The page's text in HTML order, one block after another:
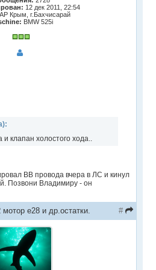
12 дек 2011, 22:54
АР Крым, г.Бахчисарай
BMW 525i
и клапан холостого хода..
ВВ провода вчера в ЛС и кинул
Позвони Владимиру - он
е28 и др.остатки. #